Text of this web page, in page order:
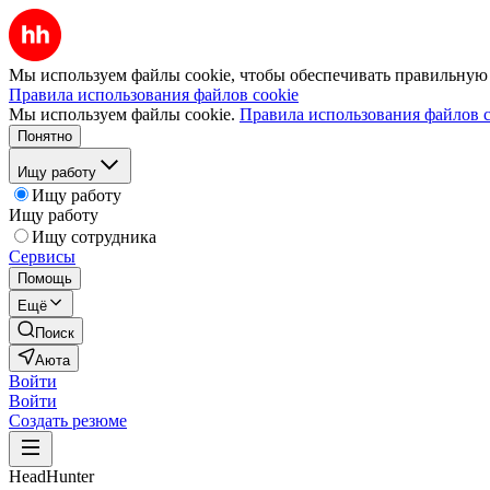
Мы используем файлы cookie, чтобы обеспечивать правильную
Правила использования файлов cookie
Мы используем файлы cookie. Правила использования файлов
Понятно
Ищу работу
Ищу работу
Ищу работу
Ищу сотрудника
Сервисы
Помощь
Ещё
Поиск
Аюта
Войти
Войти
Создать резюме
HeadHunter